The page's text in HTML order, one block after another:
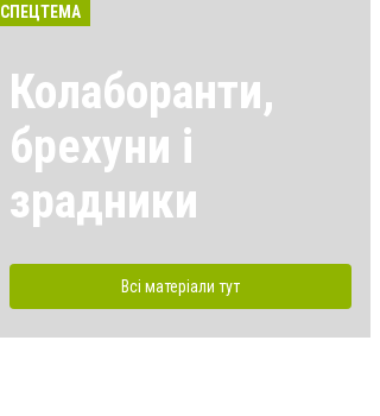
СПЕЦТЕМА
Колаборанти,
брехуни і
зрадники
Всі матеріали тут